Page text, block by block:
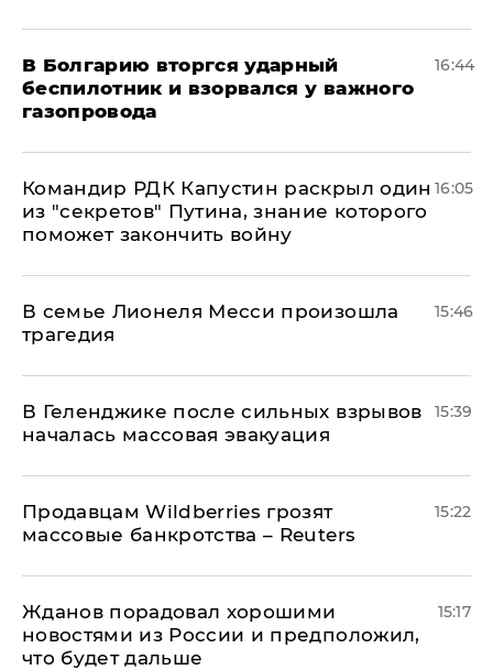
В Болгарию вторгся ударный
беспилотник и взорвался у важного
газопровода
16:44
Командир РДК Капустин раскрыл один
из "секретов" Путина, знание которого
поможет закончить войну
16:05
В семье Лионеля Месси произошла
трагедия
15:46
В Геленджике после сильных взрывов
началась массовая эвакуация
15:39
Продавцам Wildberries грозят
массовые банкротства – Reuters
15:22
Жданов порадовал хорошими
новостями из России и предположил,
что будет дальше
15:17